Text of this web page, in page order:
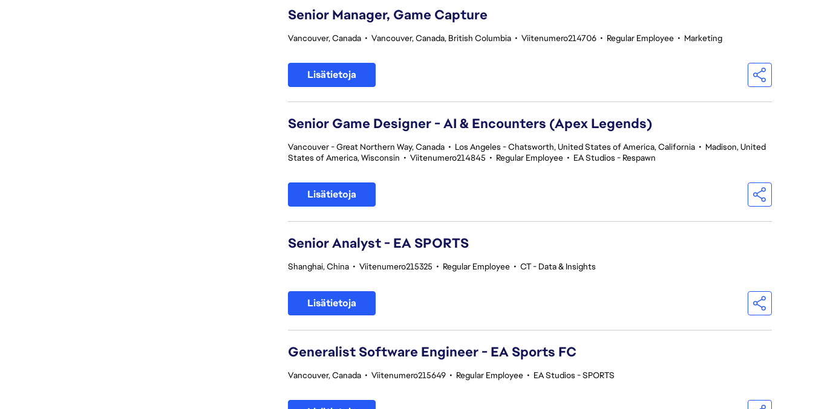
Senior Manager, Game Capture
Vancouver, Canada • Vancouver, Canada, British Columbia • Viitenumero214706 • Regular Employee • Marketing
Lisätietoja
Senior Game Designer - AI & Encounters (Apex Legends)
Vancouver - Great Northern Way, Canada • Los Angeles - Chatsworth, United States of America, California • Madison, United
States of America, Wisconsin • Viitenumero214845 • Regular Employee • EA Studios - Respawn
Lisätietoja
Senior Analyst - EA SPORTS
Shanghai, China • Viitenumero215325 • Regular Employee • CT - Data & Insights
Lisätietoja
Generalist Software Engineer - EA Sports FC
Vancouver, Canada • Viitenumero215649 • Regular Employee • EA Studios - SPORTS